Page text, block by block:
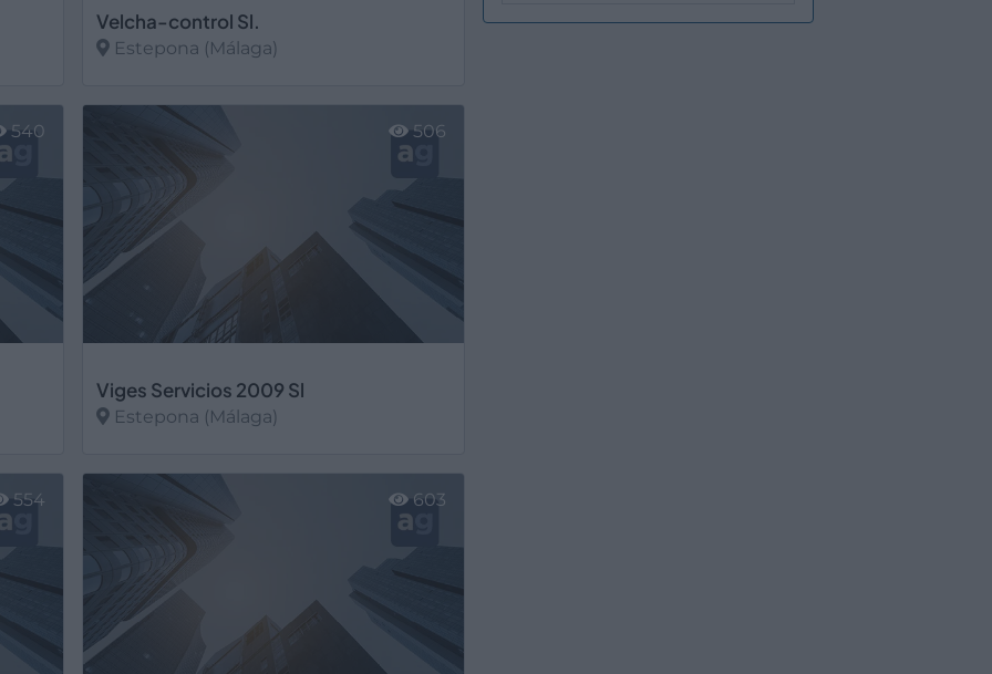
Velcha-control Sl.
Estepona (Málaga)
540
Viges Servicios 2009 Sl
Estepona (Málaga)
506
554 603